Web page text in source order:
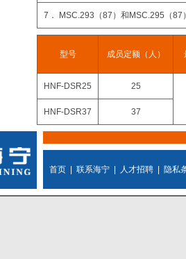
7． MSC.293（87）和MSC.295（87
型号 成员定额（人）
HNF-DSR25 25
HNF-DSR37 37
首页 联系海宁 人才招聘 隐私